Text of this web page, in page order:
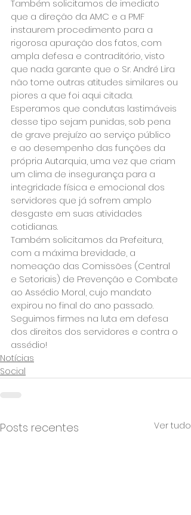
Também solicitamos de imediato
que a direção da AMC e a PMF
instaurem procedimento para a
rigorosa apuração dos fatos, com
ampla defesa e contraditório, visto
que nada garante que o Sr. André Lira
não tome outras atitudes similares ou
piores a que foi aqui citada.
Esperamos que condutas lastimáveis
desse tipo sejam punidas, sob pena
de grave prejuízo ao serviço público
e ao desempenho das funções da
própria Autarquia, uma vez que criam
um clima de insegurança para a
integridade física e emocional dos
servidores que já sofrem amplo
desgaste em suas atividades
cotidianas.
Também solicitamos da Prefeitura,
com a máxima brevidade, a
nomeação das Comissões (Central
e Setoriais) de Prevenção e Combate
ao Assédio Moral, cujo mandato
expirou no final do ano passado.
Seguimos firmes na luta em defesa
dos direitos dos servidores e contra o
assédio!
Notícias
Social
Posts recentes Ver tudo